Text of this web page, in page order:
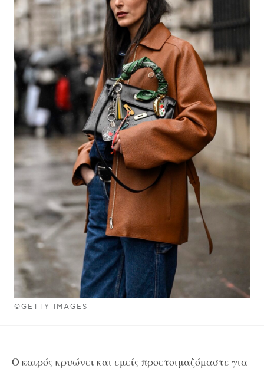
©GETTY IMAGES
Ο καιρός κρυώνει και εμείς προετοιμαζόμαστε για